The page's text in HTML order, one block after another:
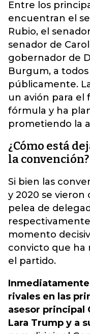
Entre los
encuentran el
Rubio, el
senador de
gobernador de
Burgum, a
públicamente.
un avión para
fórmula y ha
prometiendo la
¿Cómo está
la convención?
Si bien las
y 2020 se vieron
pelea de
momento
convicto que ha
el partido.
rivales en las
asesor principal
Lara Trump y a